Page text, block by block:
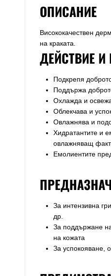
ОПИСАНИЕ
Висококачествен
на краката.
ДЕЙСТВИЕ И
Подкрепя
Поддържа
Охлажда и
Облекчава и
Овлажнява и
Хидратантите и
овлажняващ
Емолиентите
За интензивна
др.
За поддържане
на кожата
За успокояване,